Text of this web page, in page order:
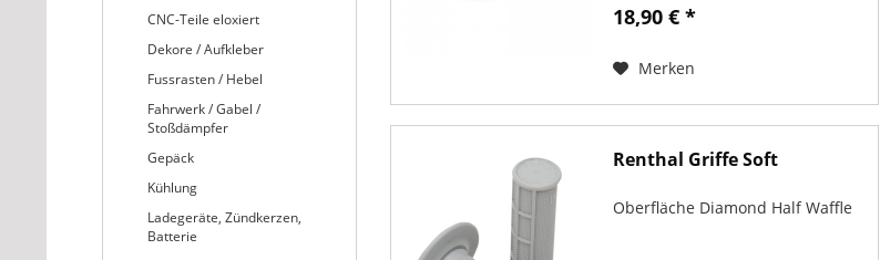
CNC-Teile eloxiert
Dekore / Aufkleber
Fussrasten / Hebel
Fahrwerk / Gabel /
Stoßdämpfer
Gepäck
Kühlung
Ladegeräte, Zündkerzen,
Batterie
2016, 701 Supermoto ab 2020. M5
18,90 € *
Merken
Renthal Griffe Soft
Oberfläche Diamond Half Waffle